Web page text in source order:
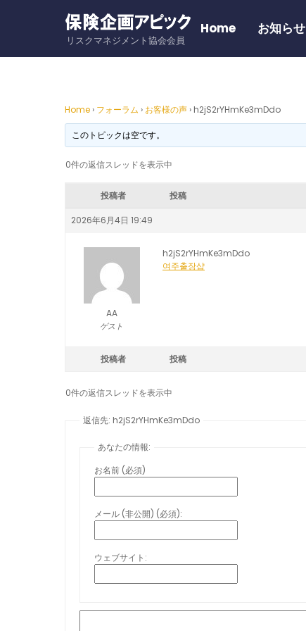
リスクマネジメント協会会員
Home お知らせ
Home › フォーラム › お客様の声 › h2jS2rYHmKe3mDdo
このトピックは空です。
0件の返信スレッドを表示中
投稿者 投稿
2026年6月4日 19:49
AA
ゲスト
h2jS2rYHmKe3mDdo
여주출장샵
投稿者 投稿
0件の返信スレッドを表示中
返信先: h2jS2rYHmKe3mDdo
あなたの情報:
お名前 (必須)
メール (非公開) (必須):
ウェブサイト: